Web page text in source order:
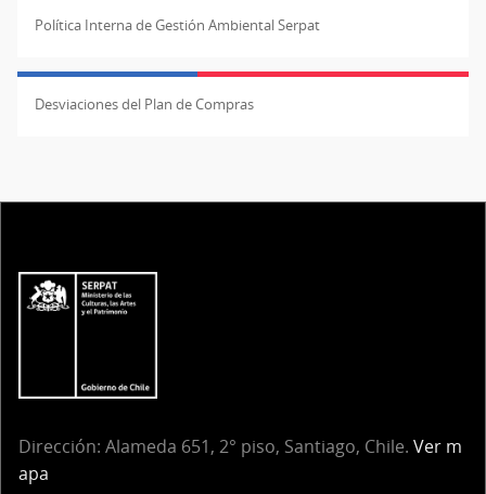
Política Interna de Gestión Ambiental Serpat
Desviaciones del Plan de Compras
Dirección: Alameda 651, 2° piso, Santiago, Chile. Ver m
apa